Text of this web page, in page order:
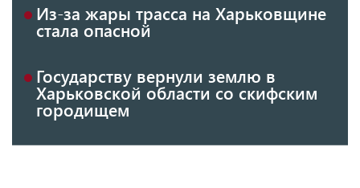
Из-за жары трасса на Харьковщине
стала опасной
Государству вернули землю в
Харьковской области со скифским
городищем